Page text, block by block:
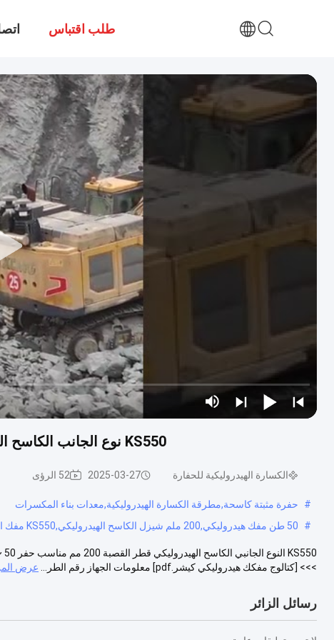
طلب اقتباس
KS550 نوع الجانب الكاسح الهيدروليكي مع 200 ملم المباراة شيزل حفر 50-55t
الكسارة الهيدروليكية للحفارة 2025-03-27 52 الرؤى
#
حفرة مثبتة كاسحة,مطرقة الكسارة الهيدروليكية,معدات بناء المكسرات
#
50 طن مفك هيدروليكي,200 ملم شيزل الكاسح الهيدروليكي,KS550 مفك الهيدروليكي
>>> [كتالوج مفكك هيدروليكي كيشر.pdf] معلومات الجهاز رقم الطر...
عرض
رسائل الزائر